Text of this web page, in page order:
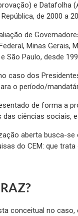
e Datafolha
de 2000 a
de
Minas Gerais,
São Paulo, desde
caso dos
o período/
de forma a
ciências sociais,
aberta busca-
do CEM: que
conceitual no